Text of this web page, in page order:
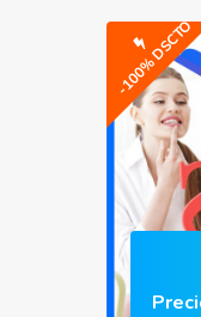
-100% DSCTO